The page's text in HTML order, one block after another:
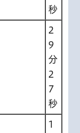
秒
2
9
分
2
7
秒
1